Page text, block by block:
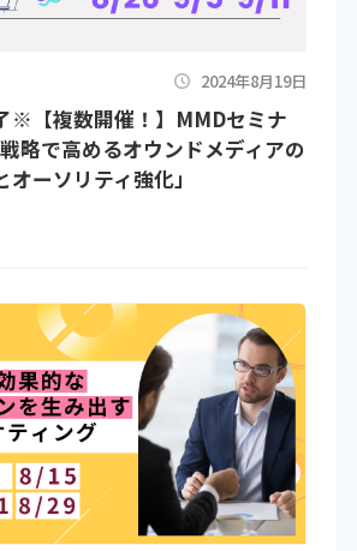
2024年8月19日
※【複数開催！】MMDセミナ
略で高めるオウンドメディアの
ーソリティ強化」